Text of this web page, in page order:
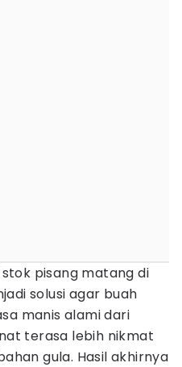
pisang matang di
solusi agar buah
manis alami dari
terasa lebih nikmat
gula. Hasil akhirnya